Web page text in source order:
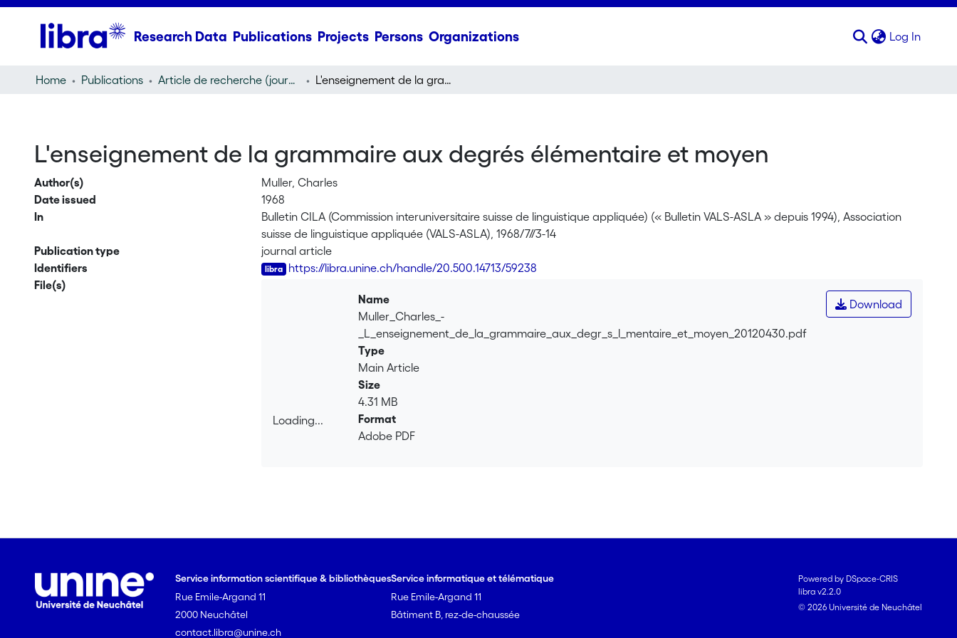
Research Data Publications Projects Persons Organizations Log In
Home Publications Article de recherche (journal article) L'enseignement de la grammaire aux degrés élémentaire et moyen
L'enseignement de la grammaire aux degrés élémentaire et moyen
Author(s)
Muller, Charles
Date issued
1968
In
Bulletin CILA (Commission interuniversitaire suisse de linguistique appliquée) (« Bulletin VALS-ASLA » depuis 1994), Association
suisse de linguistique appliquée (VALS-ASLA), 1968/7//3-14
Publication type
journal article
Identifiers
https://libra.unine.ch/handle/20.500.14713/59238
File(s)
Loading...
Download
Name
Muller_Charles_-
_L_enseignement_de_la_grammaire_aux_degr_s_l_mentaire_et_moyen_20120430.pdf
Type
Main Article
Size
4.31 MB
Format
Adobe PDF
Service information scientifique & bibliothèques
Rue Emile-Argand 11
2000 Neuchâtel
contact.libra@unine.ch
Service informatique et télématique
Rue Emile-Argand 11
Bâtiment B, rez-de-chaussée
Powered by DSpace-CRIS
libra v2.2.0
© 2026 Université de Neuchâtel